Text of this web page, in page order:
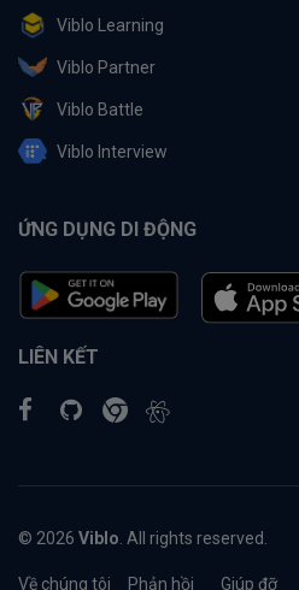
Viblo Learning
Viblo Partner
Viblo Battle
Viblo Interview
ỨNG DỤNG DI ĐỘNG
LIÊN KẾT
© 2026 Viblo . All rights reserved.
Về chúng tôi Phản hồi Giúp đỡ